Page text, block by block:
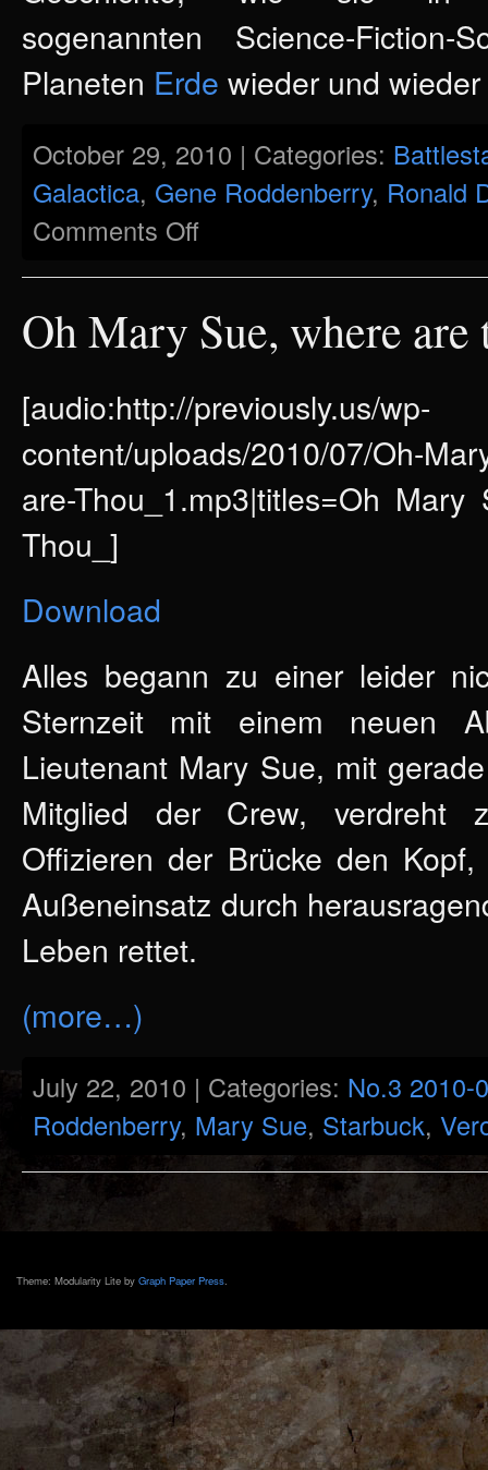
sogenannten Science-Fiction-
Planeten Erde wieder und
October 29, 2010 | Categories:
Galactica, Gene Roddenberry, Ronald
Comments Off
Impulse
in
Battlestar
Oh Mary Sue, where are
[audio:http://previously.us/wp-
content/uploads/2010/07/Oh-
are-Thou_1.mp3|titles=Oh
Thou_]
Download
Alles begann zu einer leider
Sternzeit mit einem neuen
Lieutenant Mary Sue, mit
Mitglied der Crew, verdreht
Offizieren der Brücke den
Außeneinsatz durch
Leben rettet.
(more…)
July 22, 2010 | Categories: No.3 2010-
Roddenberry, Mary Sue, Starbuck,
Theme: Modularity Lite by Graph Paper Press